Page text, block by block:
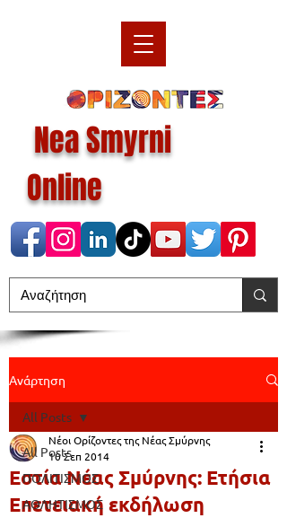
Nea Smyrni
Online
Ανάρτηση
All Posts
ΠΟΛΙΤΙΣΜΟΣ
ΑΘΛΗΤΙΣΜΟΣ
All Posts
Εστία Νέας Σμύρνης: Ετήσια
Επετειακή εκδήλωση
Νέοι Ορίζοντες της Νέας Σμύρνης
10 Σεπ 2014